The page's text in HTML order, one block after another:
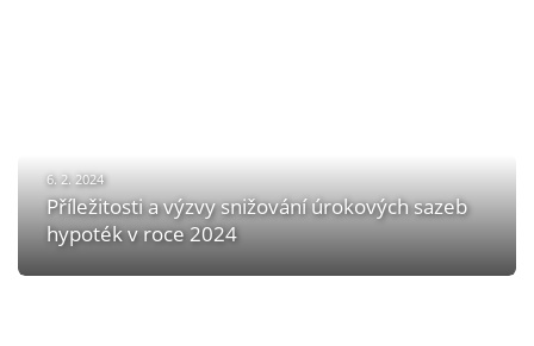
6. 2. 2024
Příležitosti a výzvy snižování úrokových sazeb
hypoték v roce 2024